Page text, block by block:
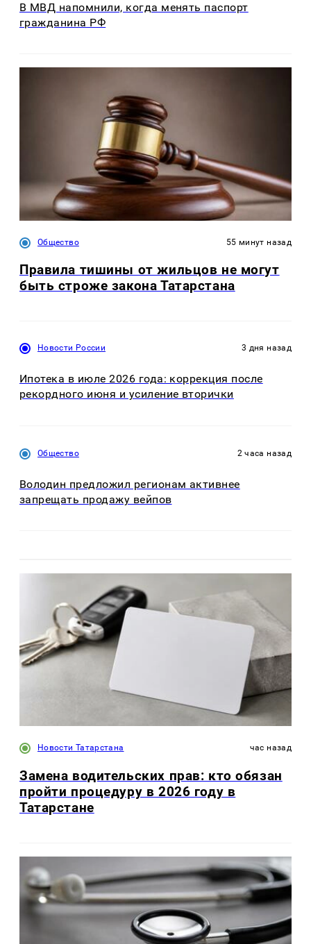
В МВД напомнили, когда менять паспорт
гражданина РФ
Общество 55 минут назад
Правила тишины от жильцов не могут
быть строже закона Татарстана
Новости России 3 дня назад
Ипотека в июле 2026 года: коррекция после
рекордного июня и усиление вторички
Общество 2 часа назад
Володин предложил регионам активнее
запрещать продажу вейпов
Новости Татарстана час назад
Замена водительских прав: кто обязан
пройти процедуру в 2026 году в
Татарстане